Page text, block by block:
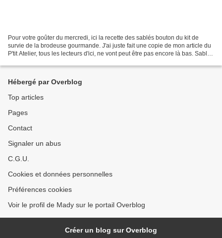
Pour votre goûter du mercredi, ici la recette des sablés bouton du kit de
survie de la brodeuse gourmande. J'ai juste fait une copie de mon article du
P'tit Atelier, tous les lecteurs d'ici, ne vont peut être pas encore là bas. Sablés
Hébergé par Overblog
Top articles
Pages
Contact
Signaler un abus
C.G.U.
Cookies et données personnelles
Préférences cookies
Voir le profil de Mady sur le portail Overblog
Créer un blog sur Overblog